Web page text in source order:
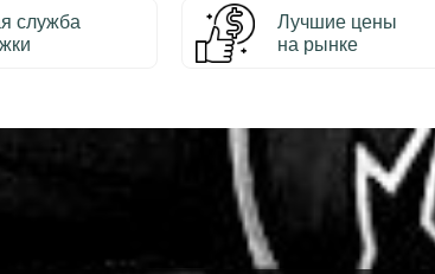
служба
Лучшие цены
на рынке